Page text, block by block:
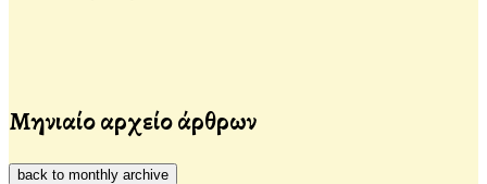
Μηνιαίο αρχείο άρθρων
back to monthly archive